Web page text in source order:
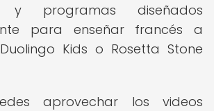
y programas diseñados
para enseñar francés a
Kids o Rosetta Stone
aprovechar los videos